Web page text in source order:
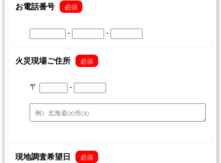
お電話番号 必須
- -
火災現場ご住所 必須
〒 -
現地調査希望日 必須